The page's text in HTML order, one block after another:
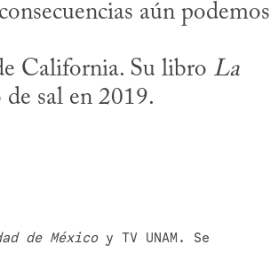
aún podemos
California. Su libro La
sal en 2019.
de México y TV UNAM. Se